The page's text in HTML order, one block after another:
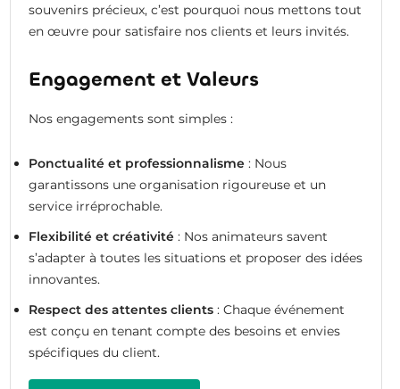
souvenirs précieux, c’est pourquoi nous mettons tout
en œuvre pour satisfaire nos clients et leurs invités.
Engagement et Valeurs
Nos engagements sont simples :
Ponctualité et professionnalisme: Nous
garantissons une organisation rigoureuse et un
service irréprochable.
Flexibilité et créativité: Nos animateurs savent
s’adapter à toutes les situations et proposer des idées
innovantes.
Respect des attentes clients: Chaque événement
est conçu en tenant compte des besoins et envies
spécifiques du client.